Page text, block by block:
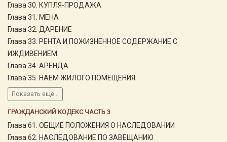
Глава 30. КУПЛЯ-ПРОДАЖА
Глава 31. МЕНА
Глава 32. ДАРЕНИЕ
Глава 33. РЕНТА И ПОЖИЗНЕННОЕ СОДЕРЖАНИЕ С
ИЖДИВЕНИЕМ
Глава 34. АРЕНДА
Глава 35. НАЕМ ЖИЛОГО ПОМЕЩЕНИЯ
Показать ещё...
ГРАЖДАНСКИЙ КОДЕКС ЧАСТЬ 3
Глава 61. ОБЩИЕ ПОЛОЖЕНИЯ О НАСЛЕДОВАНИИ
Глава 62. НАСЛЕДОВАНИЕ ПО ЗАВЕЩАНИЮ